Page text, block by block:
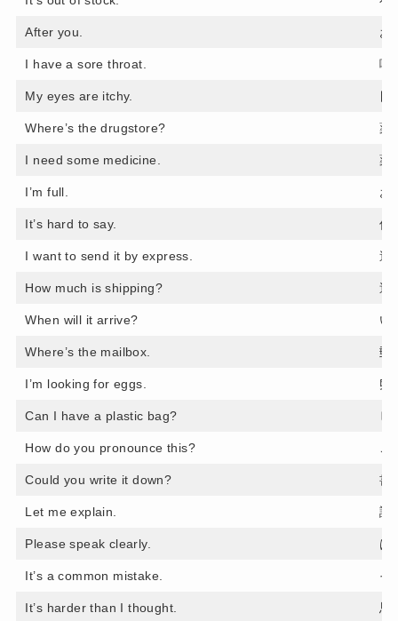
After you. お
I have a sore throat. 喉
My eyes are itchy. 目
Where’s the drugstore? 薬
I need some medicine. 薬
I’m full. お
It’s hard to say. 何
I want to send it by express. 速
How much is shipping? 送
When will it arrive? い
Where’s the mailbox. 郵
I’m looking for eggs. 卵
Can I have a plastic bag? ビ
How do you pronounce this? こ
Could you write it down? 書
Let me explain. 説
Please speak clearly. は
It’s a common mistake. そ
It’s harder than I thought. 思